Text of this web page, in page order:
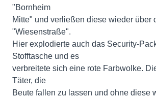
"Bornheim
Mitte" und verließen diese wieder über
"Wiesenstraße".
Hier explodierte auch das Security-
Stofftasche und es
verbreitete sich eine rote Farbwolke.
Täter, die
Beute fallen zu lassen und ohne diese